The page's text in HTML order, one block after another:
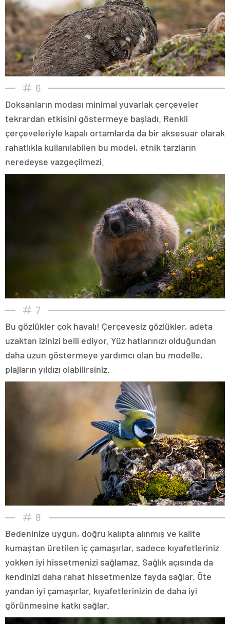
6
Doksanların modası minimal yuvarlak çerçeveler
tekrardan etkisini göstermeye başladı. Renkli
çerçeveleriyle kapalı ortamlarda da bir aksesuar olarak
rahatlıkla kullanılabilen bu model, etnik tarzların
neredeyse vazgeçilmezi.
7
Bu gözlükler çok havalı! Çerçevesiz gözlükler, adeta
uzaktan izinizi belli ediyor. Yüz hatlarınızı olduğundan
daha uzun göstermeye yardımcı olan bu modelle,
plajların yıldızı olabilirsiniz.
8
Bedeninize uygun, doğru kalıpta alınmış ve kalite
kumaştan üretilen iç çamaşırlar, sadece kıyafetleriniz
yokken iyi hissetmenizi sağlamaz. Sağlık açısında da
kendinizi daha rahat hissetmenize fayda sağlar. Öte
yandan iyi çamaşırlar, kıyafetlerinizin de daha iyi
görünmesine katkı sağlar.